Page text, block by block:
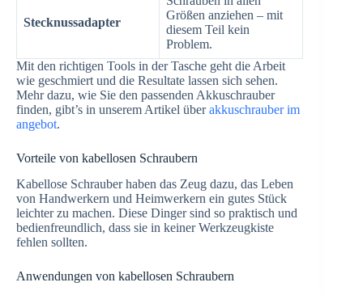
Stecknussadapter
Größen anziehen – mit
diesem Teil kein
Problem.
Mit den richtigen Tools in der Tasche geht die Arbeit
wie geschmiert und die Resultate lassen sich sehen.
Mehr dazu, wie Sie den passenden Akkuschrauber
finden, gibt’s in unserem Artikel überakkuschrauber im
angebot.
Vorteile von kabellosen Schraubern
Kabellose Schrauber haben das Zeug dazu, das Leben
von Handwerkern und Heimwerkern ein gutes Stück
leichter zu machen. Diese Dinger sind so praktisch und
bedienfreundlich, dass sie in keiner Werkzeugkiste
fehlen sollten.
Anwendungen von kabellosen Schraubern